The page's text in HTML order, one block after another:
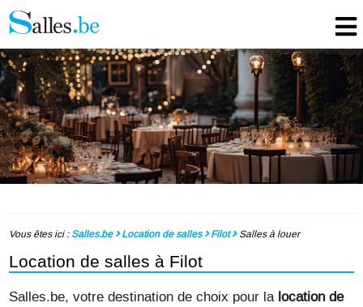
Vous êtes ici : Salles.be Location de salles Filot Salles à louer
Location de salles à Filot
Salles.be, votre destination de choix pour la location de